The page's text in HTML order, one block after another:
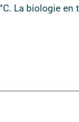
La biologie